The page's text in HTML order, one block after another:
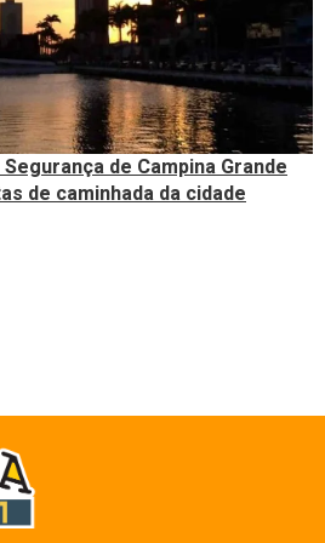
de Campina Grande
de caminhada da cidade